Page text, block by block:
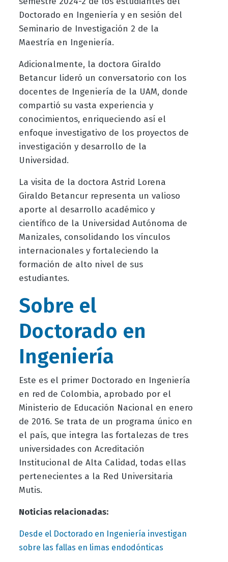
Doctorado en Ingeniería y en sesión del
Seminario de Investigación 2 de la
Maestría en Ingeniería.
Adicionalmente, la doctora Giraldo
Betancur lideró un conversatorio con los
docentes de Ingeniería de la UAM, donde
compartió su vasta experiencia y
conocimientos, enriqueciendo así el
enfoque investigativo de los proyectos de
investigación y desarrollo de la
Universidad.
La visita de la doctora Astrid Lorena
Giraldo Betancur representa un valioso
aporte al desarrollo académico y
científico de la Universidad Autónoma de
Manizales, consolidando los vínculos
internacionales y fortaleciendo la
formación de alto nivel de sus
estudiantes.
Sobre el
Doctorado en
Ingeniería
Este es el primer Doctorado en Ingeniería
en red de Colombia, aprobado por el
Ministerio de Educación Nacional en enero
de 2016. Se trata de un programa único en
el país, que integra las fortalezas de tres
universidades con Acreditación
Institucional de Alta Calidad, todas ellas
pertenecientes a la Red Universitaria
Mutis.
Noticias relacionadas:
Desde el Doctorado en Ingeniería investigan
sobre las fallas en limas endodónticas